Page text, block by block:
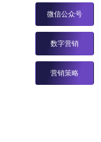
微信公众号
数字营销
营销策略